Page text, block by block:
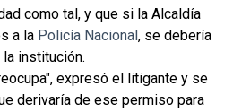
como tal, y que si la Alcaldía
a la Policía Nacional, se debería
institución.
expresó el litigante y se
derivaría de ese permiso para